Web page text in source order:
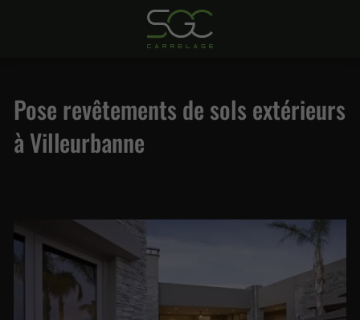
Pose revêtements de sols extérieurs
à Villeurbanne